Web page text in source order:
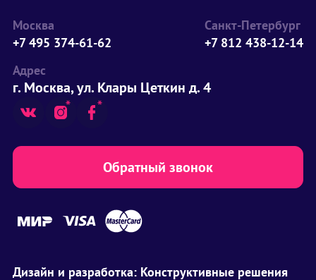
Москва
+7 495 374-61-62
Санкт-Петербург
+7 812 438-12-14
Адрес
г. Москва, ул. Клары Цеткин д. 4
Обратный звонок
Дизайн и разработка: Конструктивные решения